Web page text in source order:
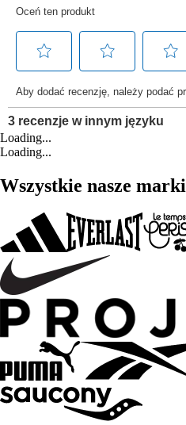
Loading...
Loading...
Wszystkie nasze marki